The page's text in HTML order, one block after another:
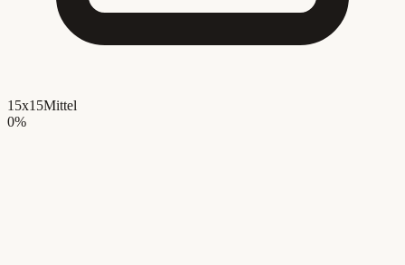
15x15Mittel
0%